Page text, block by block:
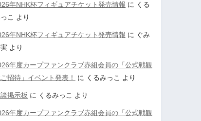
年NHK杯フィギュアチケット発売情報 に くる
こ より
年NHK杯フィギュアチケット発売情報 に ぐみ
より
年度カープファンクラブ赤組会員の「公式戦観
招待」イベント発表！
に くるみっこ より
掲示板 に くるみっこ より
年度カープファンクラブ赤組会員の「公式戦観